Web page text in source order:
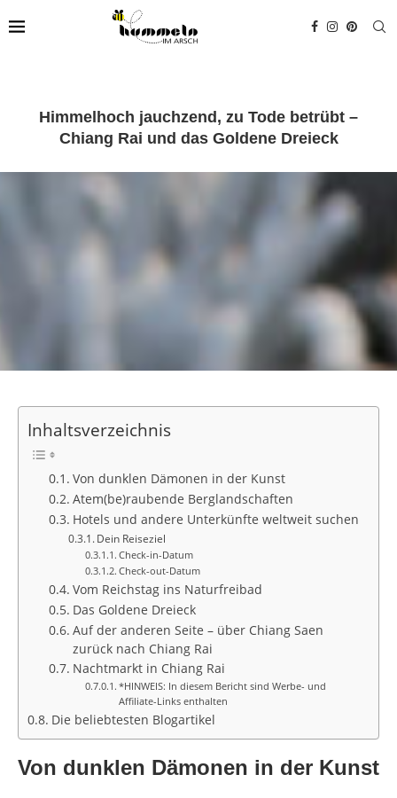
Himmelhoch jauchzend, zu Tode betrübt –
Chiang Rai und das Goldene Dreieck
Inhaltsverzeichnis
Von dunklen Dämonen in der Kunst
Atem(be)raubende Berglandschaften
Hotels und andere Unterkünfte weltweit suchen
Dein Reiseziel
Check-in-Datum
Check-out-Datum
Vom Reichstag ins Naturfreibad
Das Goldene Dreieck
Auf der anderen Seite – über Chiang Saen
zurück nach Chiang Rai
Nachtmarkt in Chiang Rai
*HINWEIS: In diesem Bericht sind Werbe- und
Affiliate-Links enthalten
Die beliebtesten Blogartikel
Von dunklen Dämonen in der Kunst